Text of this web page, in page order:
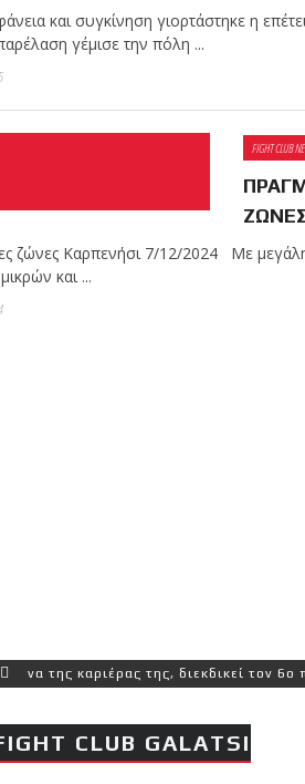
επιτυχία πραγματοποιήθηκε το
Jiu-Jitsu με τον Grand Master
Club Galatsi!
Βραζιλιάνος προπονητής
σε σεμινάριο BJJ για λίγους,
και συγκίνηση γιορτάστηκε η
γέμισε την πόλη ...
FIGHT CLUB
ζώνες Καρπενήσι 7/12/2024 Με μεγάλη
και ...
καριέρας της, διεκδικεί τον 6ο
CLUB GALATSI